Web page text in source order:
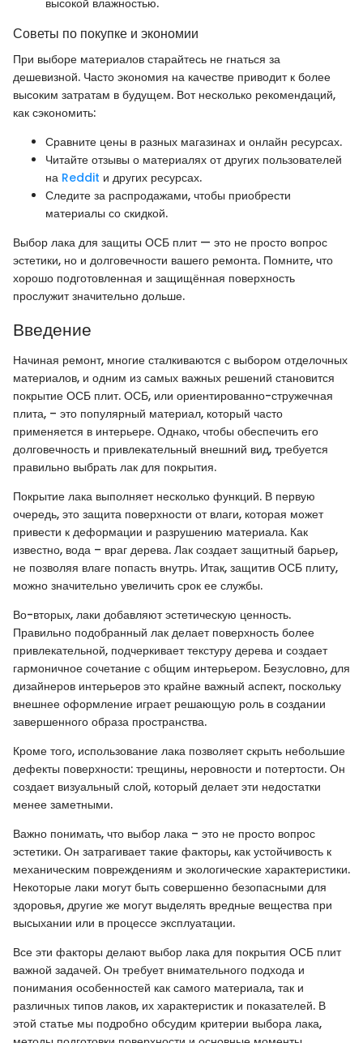
Советы по покупке и экономии
При выборе материалов старайтесь не гнаться за
дешевизной. Часто экономия на качестве приводит к более
высоким затратам в будущем. Вот несколько рекомендаций,
как сэкономить:
Сравните цены в разных магазинах и онлайн ресурсах.
Читайте отзывы о материалях от других пользователей
на Reddit и других ресурсах.
Следите за распродажами, чтобы приобрести
материалы со скидкой.
Выбор лака для защиты ОСБ плит — это не просто вопрос
эстетики, но и долговечности вашего ремонта. Помните, что
хорошо подготовленная и защищённая поверхность
прослужит значительно дольше.
Введение
Начиная ремонт, многие сталкиваются с выбором отделочных
материалов, и одним из самых важных решений становится
покрытие ОСБ плит. ОСБ, или ориентированно-стружечная
плита, – это популярный материал, который часто
применяется в интерьере. Однако, чтобы обеспечить его
долговечность и привлекательный внешний вид, требуется
правильно выбрать лак для покрытия.
Покрытие лака выполняет несколько функций. В первую
очередь, это защита поверхности от влаги, которая может
привести к деформации и разрушению материала. Как
известно, вода – враг дерева. Лак создает защитный барьер,
не позволяя влаге попасть внутрь. Итак, защитив ОСБ плиту,
можно значительно увеличить срок ее службы.
Во-вторых, лаки добавляют эстетическую ценность.
Правильно подобранный лак делает поверхность более
привлекательной, подчеркивает текстуру дерева и создает
гармоничное сочетание с общим интерьером. Безусловно, для
дизайнеров интерьеров это крайне важный аспект, поскольку
внешнее оформление играет решающую роль в создании
завершенного образа пространства.
Кроме того, использование лака позволяет скрыть небольшие
дефекты поверхности: трещины, неровности и потертости. Он
создает визуальный слой, который делает эти недостатки
менее заметными.
Важно понимать, что выбор лака – это не просто вопрос
эстетики. Он затрагивает такие факторы, как устойчивость к
механическим повреждениям и экологические характеристики.
Некоторые лаки могут быть совершенно безопасными для
здоровья, другие же могут выделять вредные вещества при
высыхании или в процессе эксплуатации.
Все эти факторы делают выбор лака для покрытия ОСБ плит
важной задачей. Он требует внимательного подхода и
понимания особенностей как самого материала, так и
различных типов лаков, их характеристик и показателей. В
этой статье мы подробно обсудим критерии выбора лака,